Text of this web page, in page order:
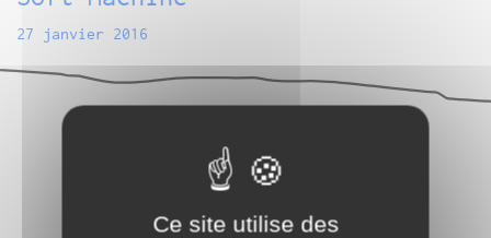
27 janvier 2016
Ce site utilise des